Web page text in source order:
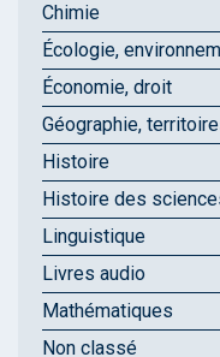
Chimie
Écologie,
Économie, droit
Géographie,
Histoire
Histoire des
Linguistique
Livres audio
Mathématiques
Non classé